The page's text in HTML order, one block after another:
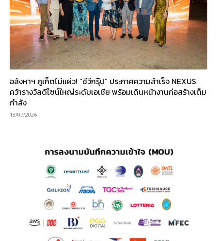
อสังหาฯ ภูเก็ตไม่แผ่ว! “ซีวีกรุ๊ป” ประกาศความสำเร็จ NEXUS
คว้ารางวัลดีไซน์ใหญ่ระดับเอเชีย พร้อมเดินหน้างานก่อสร้างเต็ม
กำลัง
13/07/2026